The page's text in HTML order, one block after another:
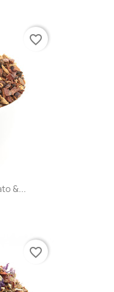
&...
favorite_border
favorite_border